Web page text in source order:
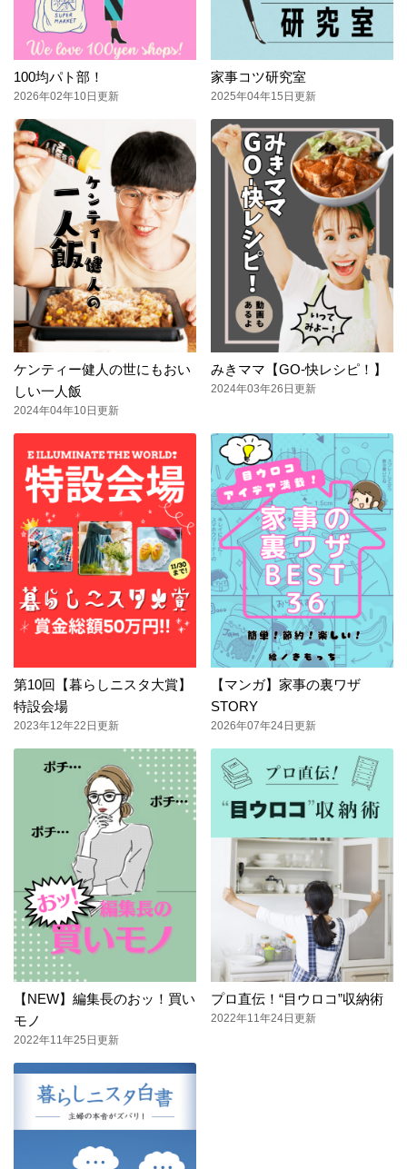
100均パト部！
2026年02年10日更新
家事コツ研究室
2025年04年15日更新
ケンティー健人の世にもおい
しい一人飯
2024年04年10日更新
みきママ【GO-快レシピ！】
2024年03年26日更新
第10回【暮らしニスタ大賞】
特設会場
2023年12年22日更新
【マンガ】家事の裏ワザ
STORY
2026年07年24日更新
【NEW】編集長のおッ！買い
モノ
2022年11年25日更新
プロ直伝！“目ウロコ”収納術
2022年11年24日更新